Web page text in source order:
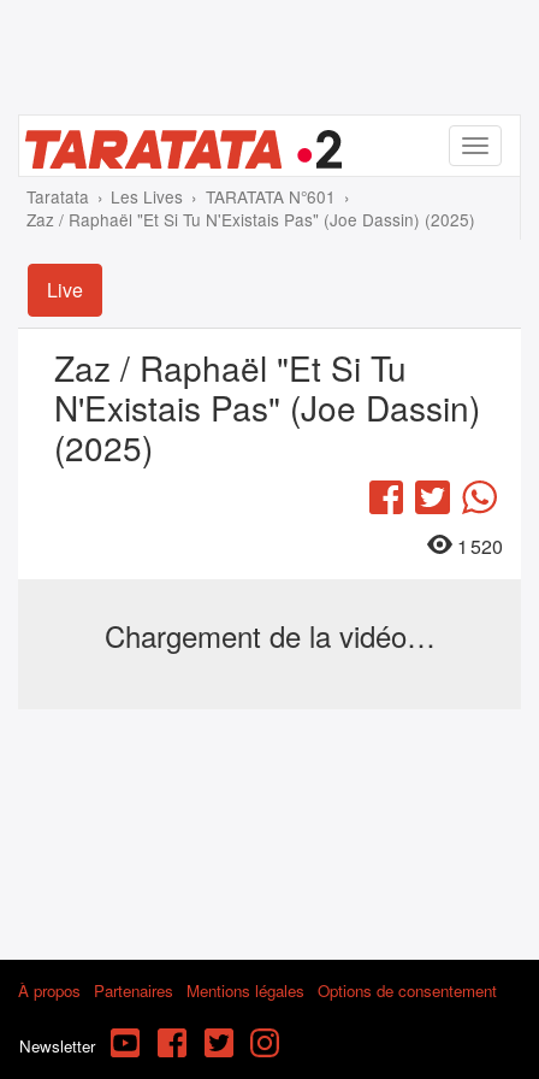
Menu
Taratata Les Lives
TARATATA N°601
Zaz / Raphaël "Et Si Tu N'Existais Pas" (Joe Dassin) (2025)
Live
Zaz / Raphaël "Et Si Tu
N'Existais Pas" (Joe Dassin)
(2025)
Facebook
Twitter
1 520
Chargement de la vidéo…
À propos Partenaires Mentions légales Options de consentement
Newsletter YouTube FacebookTwitterInstagram